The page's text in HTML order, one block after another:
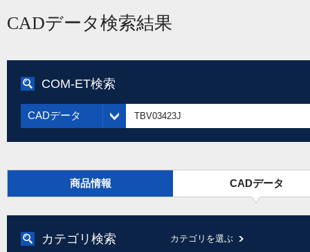
CADデータ検索結果
COM-ET検索
CADデータ
商品情報 CADデータ
カテゴリ検索 カテゴリを選ぶ